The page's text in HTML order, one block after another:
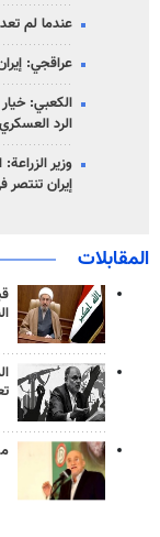
عندما لم
عراقجي:
الكعبي:
الرد العسكري
وزير
إيران تنتصر
المقابلات